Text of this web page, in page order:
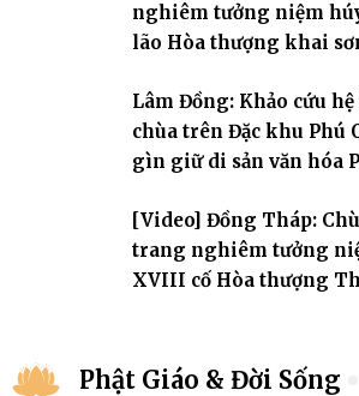
nghiêm tưởng niệm
lão Hòa thượng khai
Lâm Đồng: Khảo cứu
chùa trên Đặc khu Phú
gìn giữ di sản văn hóa
[Video] Đồng Tháp:
trang nghiêm tưởng
XVIII cố Hòa thượng
Phật Giáo & Đời Sống